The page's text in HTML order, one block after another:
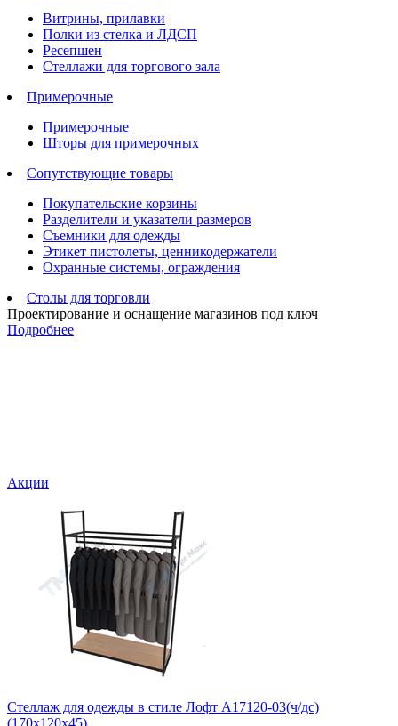
Витрины, прилавки
Полки из стелка и ЛДСП
Ресепшен
Стеллажи для торгового зала
Примерочные
Примерочные
Шторы для примерочных
Сопутствующие товары
Покупательские корзины
Разделители и указатели размеров
Съемники для одежды
Этикет пистолеты, ценникодержатели
Охранные системы, ограждения
Столы для торговли
Проектирование и оснащение магазинов под ключ
Подробнее
Акции
Стеллаж для одежды в стиле Лофт A17120-03(ч/дс)
(170х120х45)